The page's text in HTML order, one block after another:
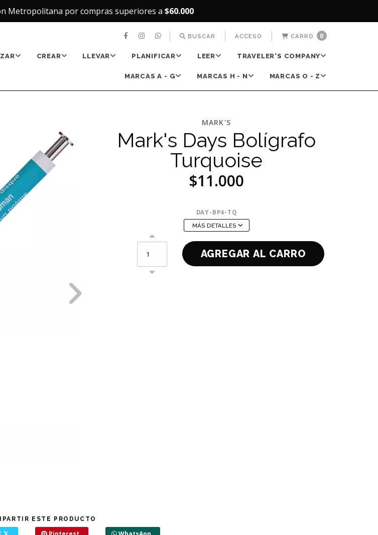
Metropolitana por compras superiores a $60.000
BUSCAR ACCESO CARRO 0
CREAR LLEVAR PLANIFICAR LEER TRAVELER'S COMPANY
MARCAS A - G MARCAS H - N MARCAS O - Z
MARK'S
Mark's Days Bolígrafo
Turquoise
$11.000
DAY-BP4-TQ
MÁS DETALLES
ESTE PRODUCTO